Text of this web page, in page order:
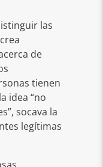
las
de
tienen
idea “no
socava la
legítimas